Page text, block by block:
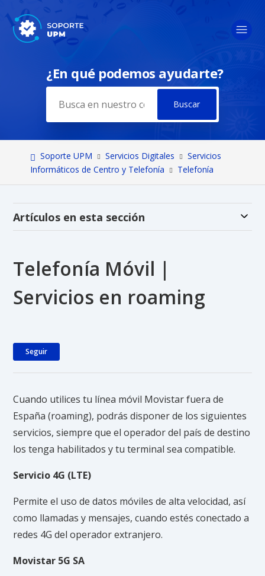
Búsqueda
¿En qué podemos ayudarte?
Soporte UPM Servicios Digitales
Servicios
Informáticos de Centro y Telefonía
Telefonía
Artículos en esta sección
Telefonía Móvil |
Servicios en roaming
Seguir
Cuando utilices tu línea móvil Movistar fuera de
España (roaming), podrás disponer de los siguientes
servicios, siempre que el operador del país de destino
los tenga habilitados y tu terminal sea compatible.
Servicio 4G (LTE)
Permite el uso de datos móviles de alta velocidad, así
como llamadas y mensajes, cuando estés conectado a
redes 4G del operador extranjero.
Movistar 5G SA